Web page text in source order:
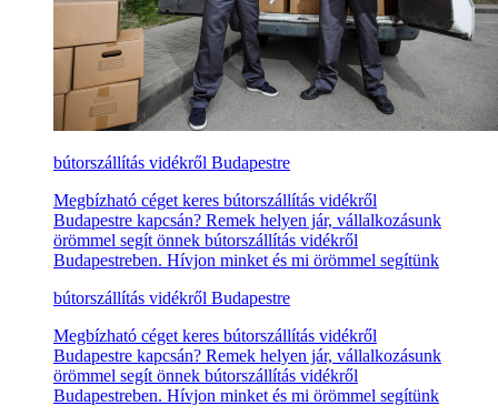
bútorszállítás vidékről Budapestre
Megbízható céget keres bútorszállítás vidékről
Budapestre kapcsán? Remek helyen jár, vállalkozásunk
örömmel segít önnek bútorszállítás vidékről
Budapestreben. Hívjon minket és mi örömmel segítünk
bútorszállítás vidékről Budapestre
Megbízható céget keres bútorszállítás vidékről
Budapestre kapcsán? Remek helyen jár, vállalkozásunk
örömmel segít önnek bútorszállítás vidékről
Budapestreben. Hívjon minket és mi örömmel segítünk